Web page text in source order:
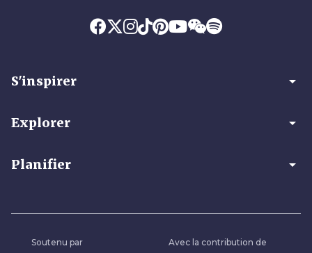
S'inspirer arrow_drop_down
Explorer arrow_drop_down
Planifier arrow_drop_down
Soutenu par Avec la contribution de